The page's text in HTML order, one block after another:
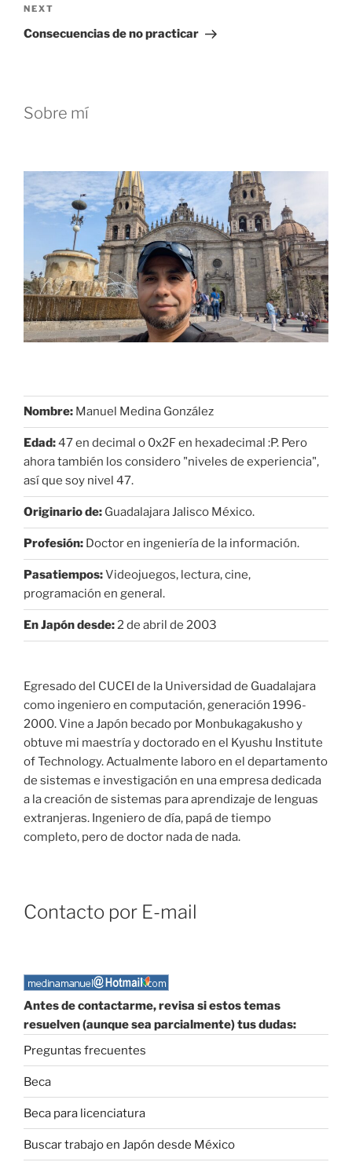
Next
Post
NEXT
Consecuencias de no practicar
Sobre mí
Nombre: Manuel Medina González
Edad:47 en decimal o 0x2F en hexadecimal :P. Pero
ahora también los considero "niveles de experiencia",
así que soy nivel 47.
Originario de: Guadalajara Jalisco México.
Profesión: Doctor en ingeniería de la información.
Pasatiempos:Videojuegos, lectura, cine,
programación en general.
En Japón desde:2 de abril de 2003
Egresado del CUCEI de la Universidad de Guadalajara
como ingeniero en computación, generación 1996-
2000. Vine a Japón becado por Monbukagakusho y
obtuve mi maestría y doctorado en el Kyushu Institute
of Technology. Actualmente laboro en el departamento
de sistemas e investigación en una empresa dedicada
a la creación de sistemas para aprendizaje de lenguas
extranjeras. Ingeniero de día, papá de tiempo
completo, pero de doctor nada de nada.
Contacto por E-mail
Antes de contactarme, revisa si estos temas
resuelven (aunque sea parcialmente) tus dudas:
Preguntas frecuentes
Beca
Beca para licenciatura
Buscar trabajo en Japón desde México